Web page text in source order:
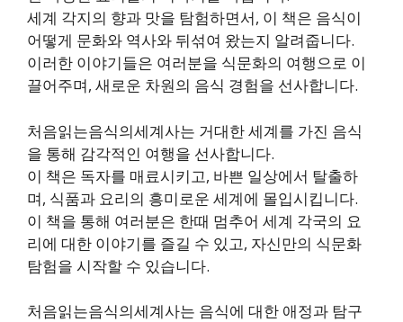
세계 각지의 향과 맛을 탐험하면서, 이 책은 음식이
어떻게 문화와 역사와 뒤섞여 왔는지 알려줍니다.
이러한 이야기들은 여러분을 식문화의 여행으로 이
끌어주며, 새로운 차원의 음식 경험을 선사합니다.
처음읽는음식의세계사는 거대한 세계를 가진 음식
을 통해 감각적인 여행을 선사합니다.
이 책은 독자를 매료시키고, 바쁜 일상에서 탈출하
며, 식품과 요리의 흥미로운 세계에 몰입시킵니다.
이 책을 통해 여러분은 한때 멈추어 세계 각국의 요
리에 대한 이야기를 즐길 수 있고, 자신만의 식문화
탐험을 시작할 수 있습니다.
처음읽는음식의세계사는 음식에 대한 애정과 탐구